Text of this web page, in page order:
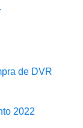
de DVR
2022